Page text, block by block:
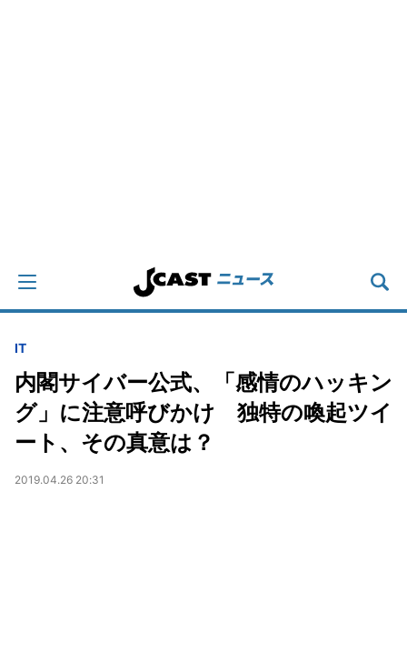
IT
内閣サイバー公式、「感情のハッキン
グ」に注意呼びかけ 独特の喚起ツイ
ート、その真意は？
2019.04.26 20:31